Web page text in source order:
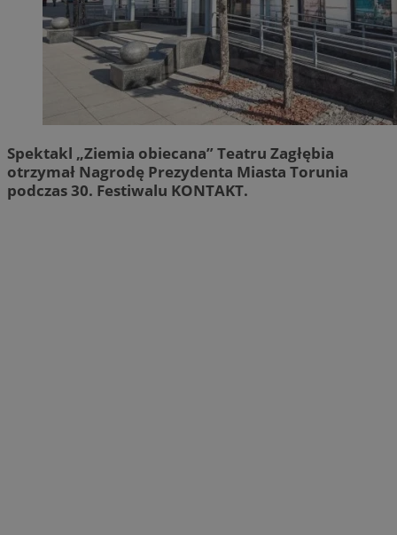
Spektakl „Ziemia obiecana” Teatru Zagłębia
otrzymał Nagrodę Prezydenta Miasta Torunia
podczas 30. Festiwalu KONTAKT.